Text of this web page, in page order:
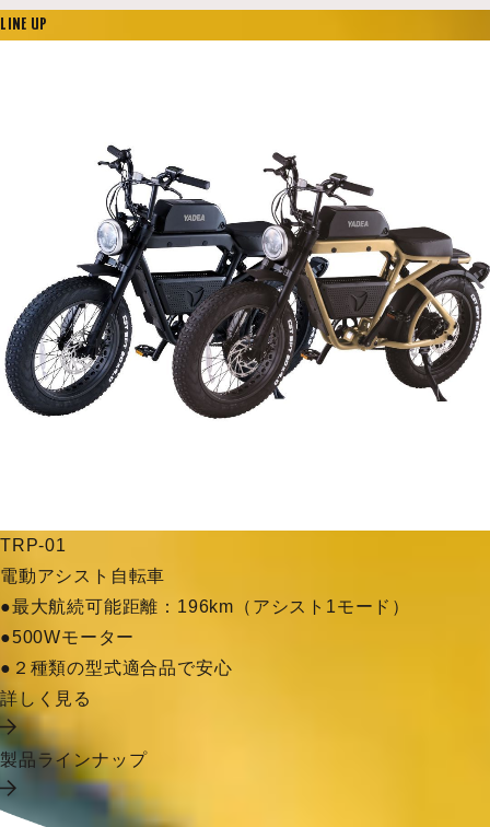
LINE UP
TRP-01
電動アシスト自転車
●最大航続可能距離：196km（アシスト1モード）
●500Wモーター
●２種類の型式適合品で安心
詳しく見る
製品ラインナップ